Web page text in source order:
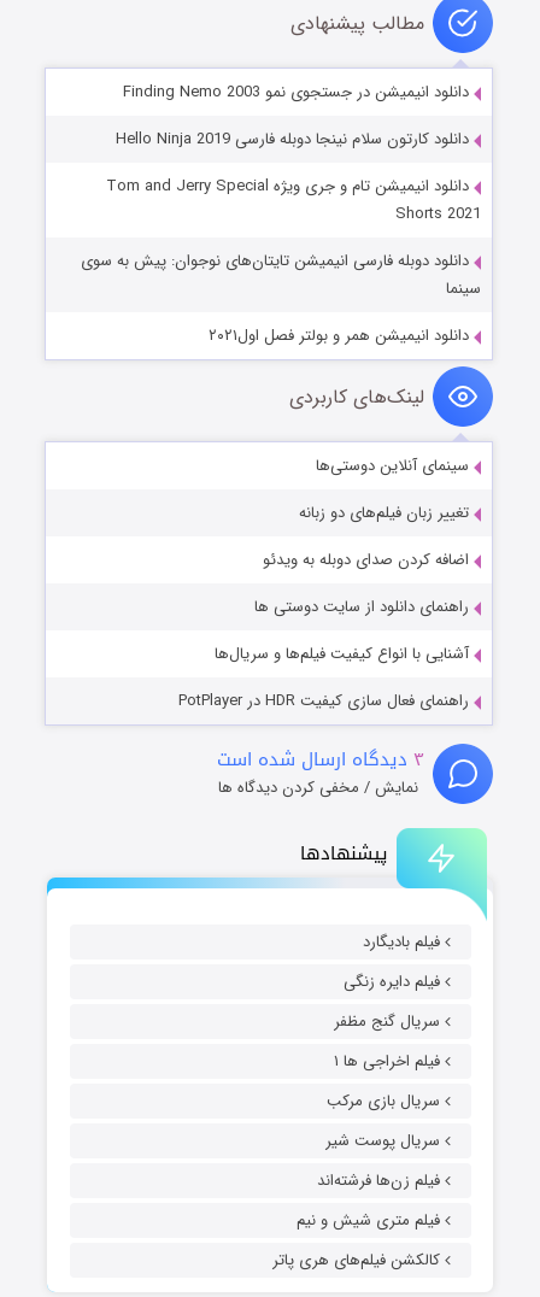
پیشنهادها
فیلم بادیگارد
فیلم دایره زنگی
سریال گنج مظفر
فیلم اخراجی ها ۱
سریال بازی مرکب
سریال پوست شیر
فیلم زن‌ها فرشته‌اند
فیلم متری شیش و نیم
کالکشن فیلم‌های هری پاتر
مطالب پیشنهادی
دانلود انیمیشن در جستجوی نمو Finding Nemo 2003
دانلود کارتون سلام نینجا دوبله فارسی Hello Ninja 2019
دانلود انیمیشن تام و جری ویژه Tom and Jerry Special
Shorts 2021
دانلود دوبله فارسی انیمیشن تایتان‌های نوجوان: پیش به سوی
سینما
دانلود انیمیشن همر و بولتر فصل اول۲۰۲۱
لینک‌های کاربردی
سینمای آنلاین دوستی‌ها
تغییر زبان فیلم‌های دو زبانه
اضافه کردن صدای دوبله به ویدئو
راهنمای دانلود از سایت دوستی ها
آشنایی با انواع کیفیت فیلم‌ها و سریال‌ها
راهنمای فعال سازی کیفیت HDR در PotPlayer
۳ دیدگاه ارسال شده است
نمایش / مخفی کردن دیدگاه ها